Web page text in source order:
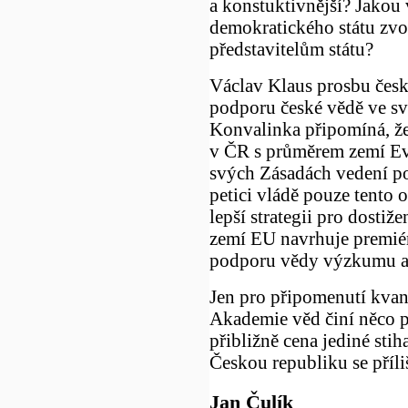
a konstuktivnější? Jakou
demokratického státu
představitelům státu?
Václav Klaus prosbu
podporu české vědě ve
Konvalinka připomíná,
v ČR s průměrem zemí
svých Zásadách vedení
petici vládě pouze tento
lepší strategii pro
zemí EU navrhuje
podporu vědy výzkumu
Jen pro připomenutí
Akademie věd činí něco
přibližně cena jediné
Českou republiku se
Jan Čulík